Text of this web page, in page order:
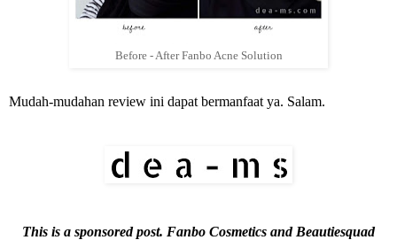
Before - After Fanbo Acne Solution
Mudah-mudahan review ini dapat bermanfaat ya. Salam.
This is a sponsored post. Fanbo Cosmetics and Beautiesquad